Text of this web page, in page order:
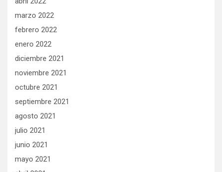
marzo 2022
febrero 2022
enero 2022
diciembre 2021
noviembre 2021
octubre 2021
septiembre 2021
agosto 2021
julio 2021
junio 2021
mayo 2021